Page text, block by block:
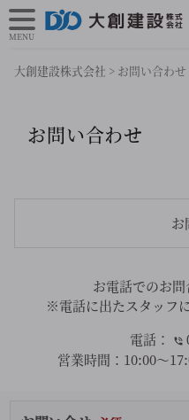
大創建設株式会社 > お問い合わせ
お問い合わせ
お
お電話でのお問
※電話に出たスタッフ
電話：
営業時間： 10:00～
MENU